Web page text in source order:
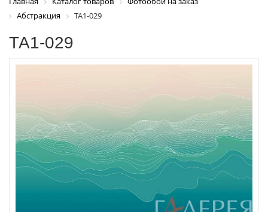
Абстракция
ТА1-029
ТА1-029